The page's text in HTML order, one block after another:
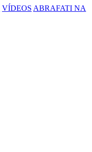
VÍDEOS ABRAFATI NA